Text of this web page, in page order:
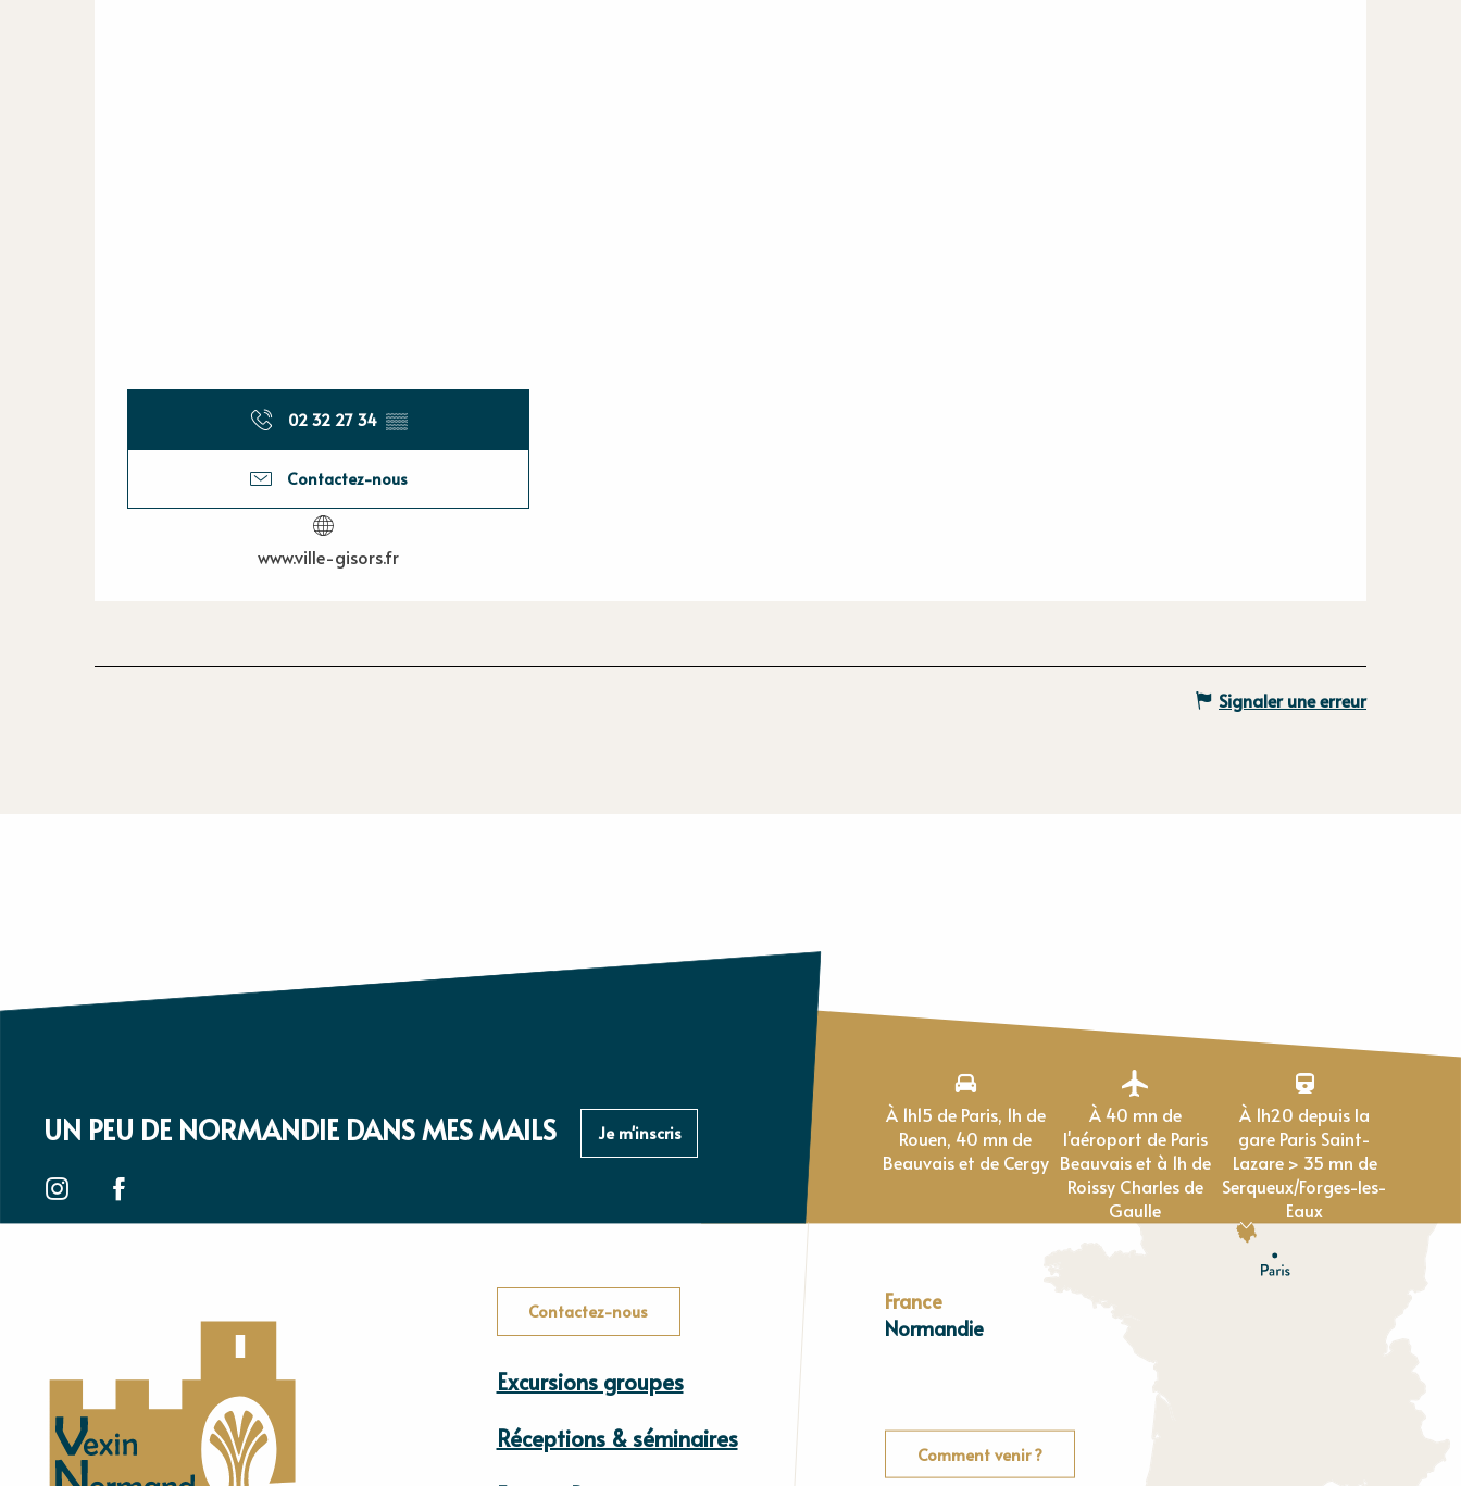
02 32 27 34 ▒▒
Contactez-nous
www.ville-gisors.fr
Signaler une erreur
UN PEU DE NORMANDIE DANS MES MAILS Je m'inscris
À 1h15 de Paris, 1h de
Rouen, 40 mn de
Beauvais et de Cergy
À 40 mn de
l'aéroport de Paris
Beauvais et à 1h de
Roissy Charles de
Gaulle
À 1h20 depuis la
gare Paris Saint-
Lazare > 35 mn de
Serqueux/Forges-les-
Eaux
Contactez-nous
Excursions groupes
Réceptions & séminaires
France
Normandie
Comment venir ?